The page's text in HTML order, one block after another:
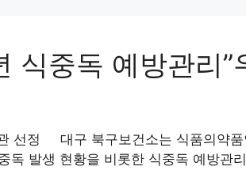
식중독 예방관리”
선정 대구 북구보건소는 식품의약
발생 현황을 비롯한 식중독 예방